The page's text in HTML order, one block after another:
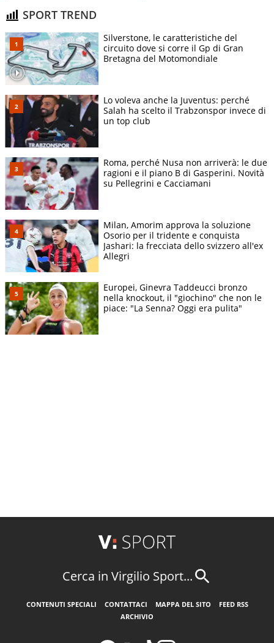
SPORT TREND
Silverstone, le caratteristiche del
circuito dove si corre il Gp di Gran
Bretagna del Motomondiale
Lo voleva anche la Juventus: perché
Salah ha scelto il Trabzonspor invece di
un top club
Roma, perché Nusa non arriverà: le due
ragioni e il piano B di Gasperini. Novità
su Pellegrini e Cacciamani
Milan, Amorim approva la soluzione
Osorio per il tridente e conquista
Jashari: la frecciata dello svizzero all'ex
Allegri
Europei, Ginevra Taddeucci bronzo
nella knockout, il "giochino" che non le
piace: "La Senna? Oggi era pulita"
Cerca in Virgilio Sport...
CONTENUTI SPECIALI CONTATTACI MAPPA DEL SITO
FEED RSS
ARCHIVIO